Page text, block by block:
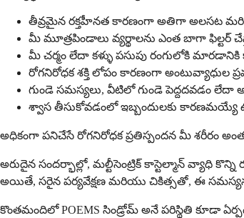
తీవ్రమైన రక్తహీనత కారణంగా అతిగా అలసట
మీ మూత్రపిండాలు వ్యర్థాలను ఎంత బాగా ఫిల్టర్
మీ చర్మం లేదా కళ్ళు పసుపు రంగులోకి
రోగనిరోధక శక్తి లోపం కారణంగా అంటువ్యాధుల
గుండె సమస్యలు, వీటిలో గుండె పెద్దదవడం
శ్వాస తీసుకోవడంలో ఇబ్బందులకు కారణమయ్యే
అధికంగా పనిచేసే రోగనిరోధక ప్రతిస్పందన మీ శరీరం
అరుదైన సందర్భాల్లో, మల్టీసెంట్రిక్ కాస్టెల్మాన్ వ్యాధి
అయితే, సరైన పర్యవేక్షణ మరియు చికిత్సతో, ఈ
కొంతమందిలో POEMS సిండ్రోమ్ అనే పరిస్థితి కూడా